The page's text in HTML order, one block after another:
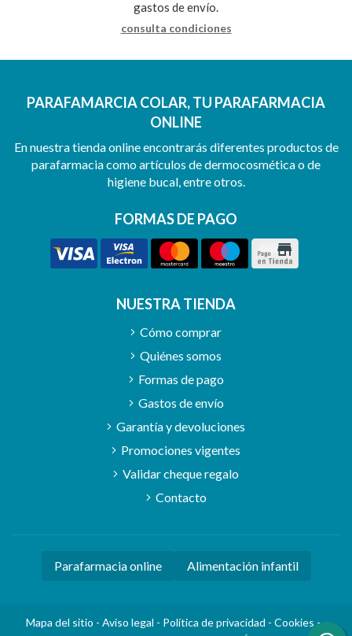
gastos de envío.
consulta condiciones
PARAFAMARCIA COLAR, TU PARAFARMACIA
ONLINE
En nuestra tienda online encontrarás diferentes productos de
parafarmacia como artículos de dermocosmética o de
higiene bucal, entre otros.
FORMAS DE PAGO
NUESTRA TIENDA
Cómo comprar
Quiénes somos
Formas de pago
Gastos de envío
Garantía y devoluciones
Promociones vigentes
Validar cheque regalo
Contacto
Parafarmacia online Alimentación infantil
Mapa del sitio - Aviso legal - Política de privacidad - Cookies-